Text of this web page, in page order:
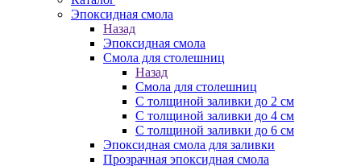
Эпоксидная смола
Назад
Эпоксидная смола
Смола для столешниц
Назад
Смола для столешниц
С толщиной заливки до 2 см
С толщиной заливки до 4 см
С толщиной заливки до 6 см
Эпоксидная смола для заливки
Прозрачная эпоксидная смола